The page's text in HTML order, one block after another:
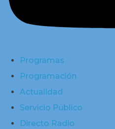
Programas
Programación
Actualidad
Servicio Público
Directo Radio